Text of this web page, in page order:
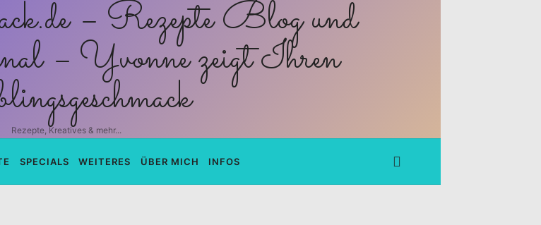
Rezepte, Kreatives & mehr...
SPECIALS WEITERES ÜBER MICH INFOS